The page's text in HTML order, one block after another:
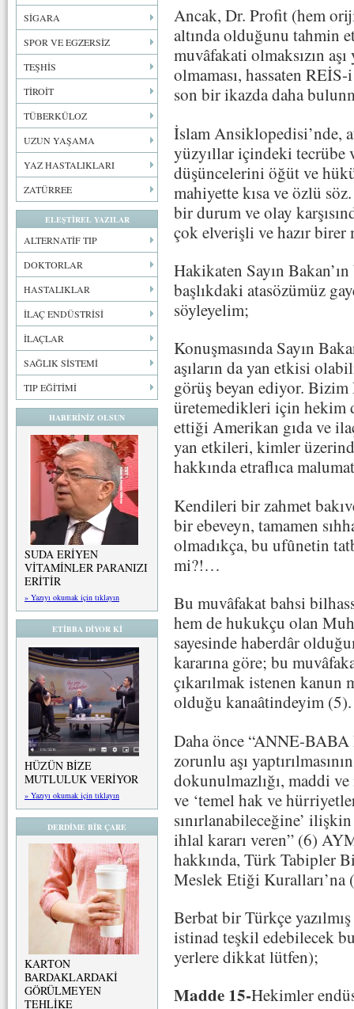
SİGARA
SPOR VE EGZERSİZ
TEŞHİS
TİROİT
TÜBERKÜLOZ
UZUN YAŞAMA
YAZ HASTALIKLARI
ZATÜRREE
ELEŞTİREL YAZILAR
ALTERNATİF TIP
DOKTORLAR
HASTALIKLAR
İLAÇ ENDÜSTRİSİ
İLAÇLAR
SAĞLIK SİSTEMİ
TIP EĞİTİMİ
HABERİNİZ OLSUN
SUDA ERİYEN
VİTAMİNLER PARANIZI
ERİTİR
» Yazıyı okumak için tıklayın
ETİBBA DİYOR Kİ
HÜZÜN BİZE
MUTLULUK VERİYOR
» Yazıyı okumak için tıklayın
DERDİME BİR ÇARE
KARTON
BARDAKLARDAKİ
GÖRÜLMEYEN
TEHLİKE
Ancak, Dr. Profit (hem
altında olduğunu tahmin
muvâfakati olmaksızın
olmaması, hassaten
son bir ikazda daha
İslam Ansiklopedisi’nde,
yüzyıllar içindeki tecrübe
düşüncelerini öğüt ve
mahiyette kısa ve özlü
bir durum ve olay
çok elverişli ve hazır
Hakikaten Sayın
başlıkdaki atasözümüz
söyleyelim;
Konuşmasında Sayın
aşıların da yan etkisi
görüş beyan ediyor. Bizim
üretemedikleri için hekim
ettiği Amerikan gıda ve
yan etkileri, kimler
hakkında etraflıca
Kendileri bir zahmet
bir ebeveyn, tamamen
olmadıkça, bu ufûnetin
mi?!…
Bu muvâfakat bahsi
hem de hukukçu olan
sayesinde haberdâr
kararına göre; bu
çıkarılmak istenen
olduğu kanaâtindeyim (5).
Daha önce “ANNE-
zorunlu aşı
dokunulmazlığı, maddi ve
ve ‘temel hak ve
sınırlanabileceğine’
ihlal kararı veren” (6)
hakkında, Türk Tabipler
Meslek Etiği Kuralları’na
Berbat bir Türkçe
istinad teşkil edebilecek
yerlere dikkat lütfen);
Madde 15-Hekimler